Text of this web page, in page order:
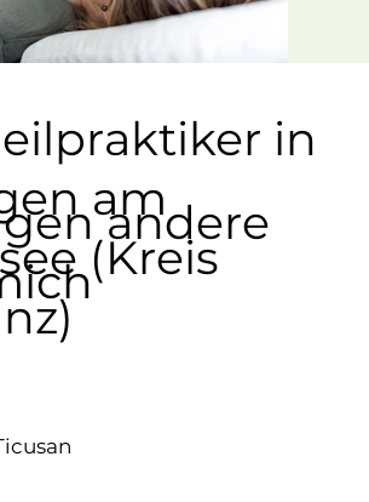
andere
in
am
(Kreis